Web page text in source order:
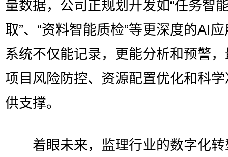
量数据，公司正规划开发如“任务智
取”、“资料智能质检”等更深度的AI
系统不仅能记录，更能分析和预警
项目风险防控、资源配置优化和科
供支撑。
着眼未来，监理行业的数字化转